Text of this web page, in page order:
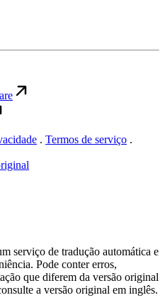
. Termos de serviço .
serviço de tradução automática e
Pode conter erros,
que diferem da versão original
a versão original em inglês.